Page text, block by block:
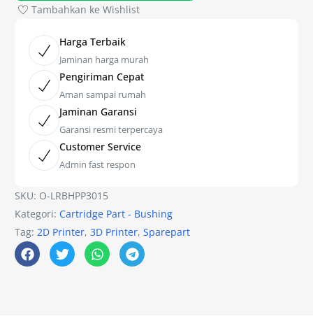
Tambahkan ke Wishlist
Harga Terbaik
Jaminan harga murah
Pengiriman Cepat
Aman sampai rumah
Jaminan Garansi
Garansi resmi terpercaya
Customer Service
Admin fast respon
SKU: O-LRBHPP3015
Kategori: Cartridge Part - Bushing
Tag:2D Printer,3D Printer,Sparepart